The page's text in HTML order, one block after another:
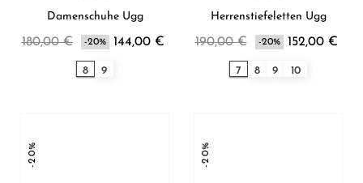
Damenschuhe Ugg
180,00 € -20% 144,00 €
8 9
Herrenstiefeletten Ugg
190,00 € -20% 152,00 €
7 8 9 10
-20% -20%